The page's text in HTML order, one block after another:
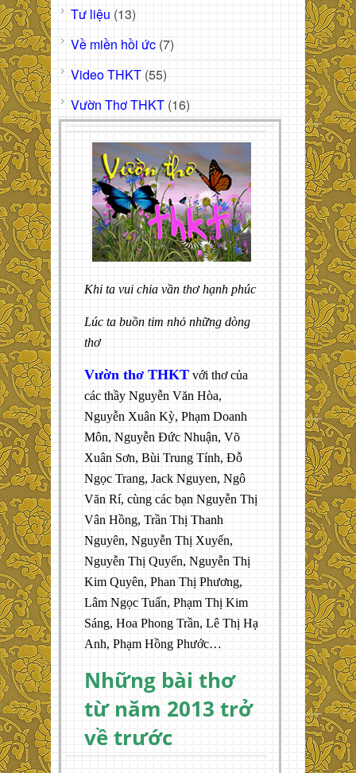
Tư liệu (13)
Về miền hồi ức (7)
Video THKT (55)
Vườn Thơ THKT (16)
Khi ta vui chia vần thơ hạnh phúc
Lúc ta buồn tim nhỏ những dòng
thơ
Vườn thơ THKT với thơ của
các thầy Nguyễn Văn Hòa,
Nguyễn Xuân Kỳ, Phạm Doanh
Môn, Nguyễn Đức Nhuận, Võ
Xuân Sơn, Bùi Trung Tính, Đỗ
Ngọc Trang, Jack Nguyen, Ngô
Văn Rí, cùng các bạn Nguyễn Thị
Vân Hồng, Trần Thị Thanh
Nguyên, Nguyễn Thị Xuyến,
Nguyễn Thị Quyến, Nguyễn Thị
Kim Quyên, Phan Thị Phương,
Lâm Ngọc Tuấn, Phạm Thị Kim
Sáng, Hoa Phong Trần, Lê Thị Hạ
Anh, Phạm Hồng Phước…
Những bài thơ
từ năm 2013 trở
về trước